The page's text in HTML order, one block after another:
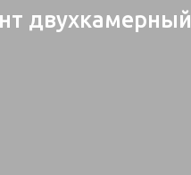
двухкамерный